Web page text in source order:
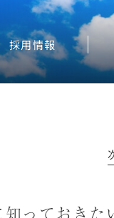
採用情報
っておきた